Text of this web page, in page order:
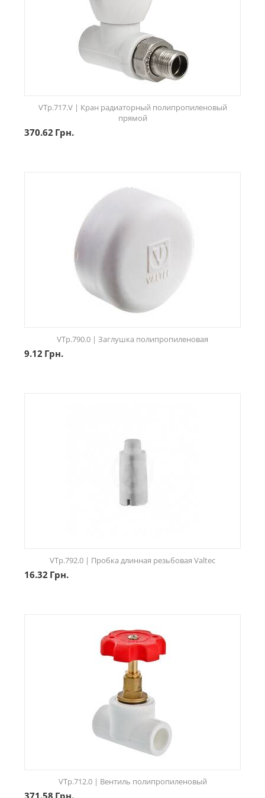
VTp.717.V | Кран радиаторный полипропиленовый
прямой
370.62 Грн.
VTp.790.0 | Заглушка полипропиленовая
9.12 Грн.
VTp.792.0 | Пробка длинная резьбовая Valtec
16.32 Грн.
VTp.712.0 | Вентиль полипропиленовый
371.58 Грн.